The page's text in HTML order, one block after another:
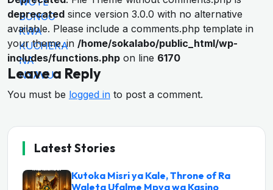
deprecated since version 3.0.0 with no alternative
available. Please include a comments.php template in
your theme. in /home/sokalabo/public_html/wp-
includes/functions.php on line 6170
Leave a Reply
You must be logged in to post a comment.
Latest Stories
Kutoka Misri ya Kale, Throne of Ra
Waleta Ufalme Mpya wa Kasino